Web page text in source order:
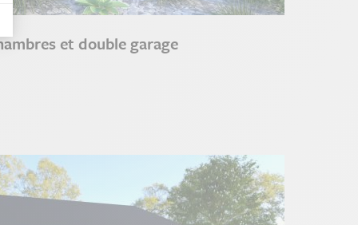
et double garage